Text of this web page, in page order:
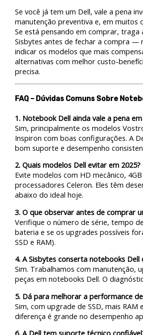
Se você já tem um Dell, vale a pena
manutenção preventiva e, em muitos
Se está pensando em comprar, traga
Sisbytes antes de fechar a compra —
indicar os modelos que mais
alternativas com melhor custo-
precisa.
FAQ – Dúvidas Comuns Sobre
1. Notebook Dell ainda vale a pena
Sim, principalmente os modelos
Inspiron com boas configurações. A
bom suporte e desempenho
2. Quais modelos Dell evitar em 2025?
Evite modelos com HD mecânico,
processadores Celeron. Eles têm
abaixo do ideal hoje.
3. O que observar antes de comprar
Verifique o número de série, tempo
bateria e se os upgrades possíveis
SSD e RAM).
4. A Sisbytes conserta notebooks Dell
Sim. Trabalhamos com manutenção,
peças em notebooks Dell. O
5. Dá para melhorar a performance
Sim, com upgrade de SSD, mais RAM
diferença é grande no desempenho